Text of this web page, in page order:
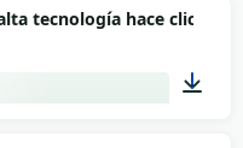
00:05
tecnología hace clic en